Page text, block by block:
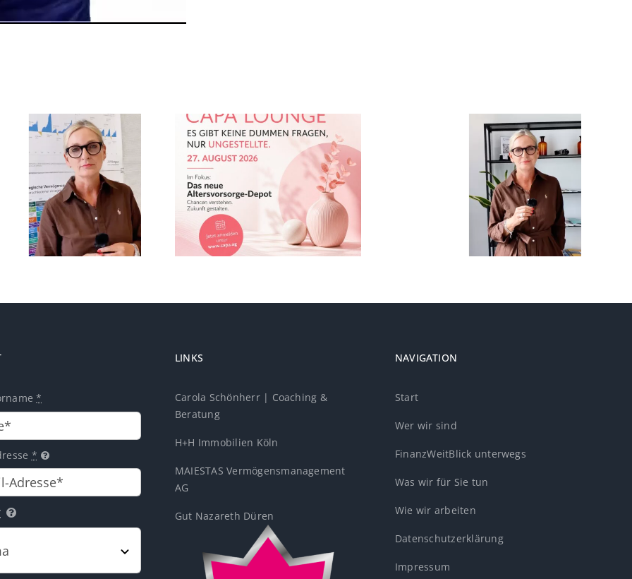
CAPA Lounge:
Das neue
Altersvorsorge-
Depot
Jetzt zur CAPA
Lounge am
27.08.2026
anmelden!
*
*
LINKS
Carola Schönherr | Coaching &
Beratung
H+H Immobilien Köln
MAIESTAS Vermögensmanagement
AG
Gut Nazareth Düren
NAVIGATION
Start
Wer wir sind
FinanzWeitBlick unterwegs
Was wir für Sie tun
Wie wir arbeiten
Datenschutzerklärung
Impressum